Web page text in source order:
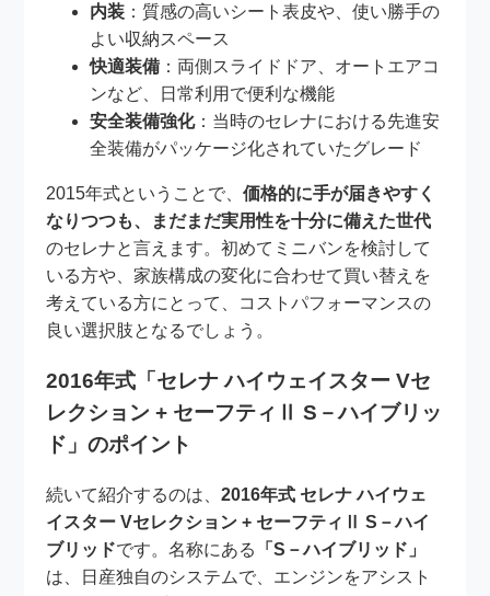
内装 ：質感の高いシート表皮や、使い勝手の
よい収納スペース
快適装備 ：両側スライドドア、オートエアコ
ンなど、日常利用で便利な機能
安全装備強化：当時のセレナにおける先進安
全装備がパッケージ化されていたグレード
2015年式ということで、価格的に手が届きやすく
なりつつも、まだまだ実用性を十分に備えた世代
のセレナと言えます。初めてミニバンを検討して
いる方や、家族構成の変化に合わせて買い替えを
考えている方にとって、コストパフォーマンスの
良い選択肢となるでしょう。
2016年式「セレナ ハイウェイスター Vセ
レクション + セーフティⅡ S－ハイブリッ
ド」のポイント
続いて紹介するのは、2016年式 セレナ ハイウェ
イスター Vセレクション + セーフティⅡ S－ハイ
ブリッドです。名称にある
「S－ハイブリッド」
は、日産独自のシステムで、エンジンをアシスト